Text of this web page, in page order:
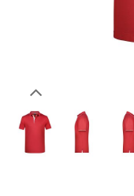
Sie möchten gerne